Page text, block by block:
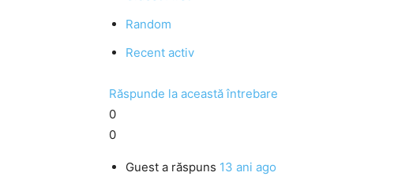
Random
Recent activ
Răspunde la această întrebare
0
0
Guest a răspuns 13 ani ago